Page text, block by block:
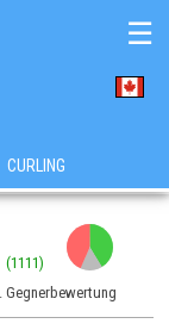
☰
CURLING
(1111)
Gegnerbewertung